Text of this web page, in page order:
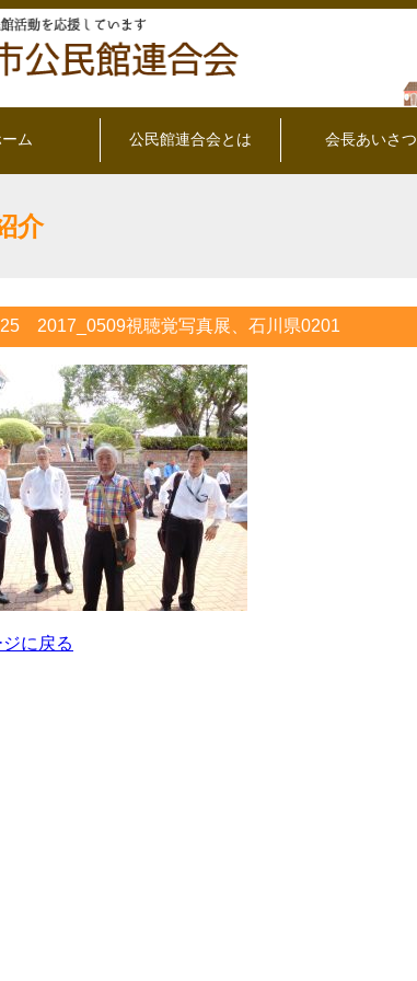
ム 公民館連合会とは 会長あいさつ
介
2017_0509視聴覚写真展、石川県0201
に戻る